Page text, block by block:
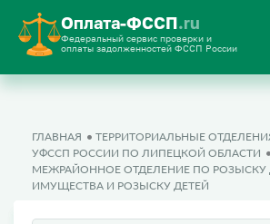
Оплата-ФССП.ru
Федеральный сервис проверки и
оплаты задолженностей ФССП России
ГЛАВНАЯ
ТЕРРИТОРИАЛЬНЫЕ
УФССП РОССИИ ПО ЛИПЕЦКОЙ ОБЛАСТИ
МЕЖРАЙОННОЕ ОТДЕЛЕНИЕ ПО
ИМУЩЕСТВА И РОЗЫСКУ ДЕТЕЙ